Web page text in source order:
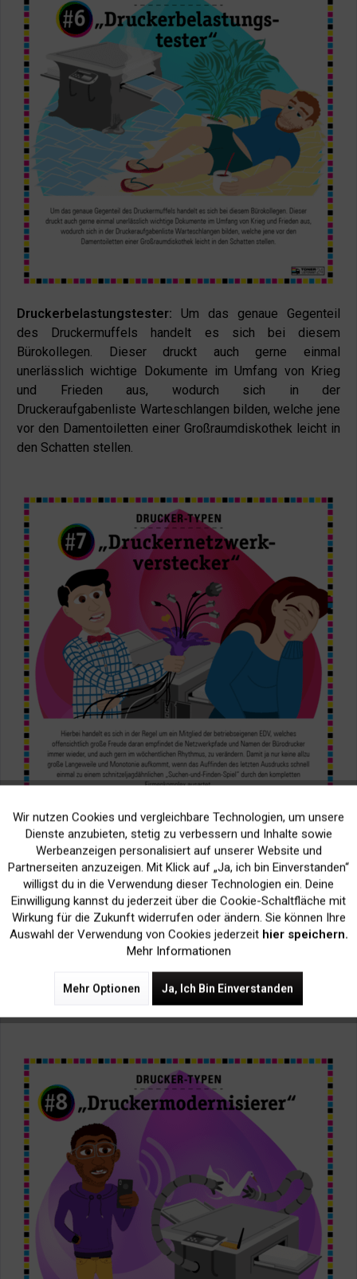
Druckerbelastungstester: Um das genaue Gegenteil
des Druckermuffels handelt es sich bei diesem
Bürokollegen. Dieser druckt auch gerne einmal
unerlässlich wichtige Dokumente im Umfang von Krieg
und Frieden aus, wodurch sich in der
Druckeraufgabenliste Warteschlangen bilden, welche jene
vor den Damentoiletten einer Großraumdiskothek leicht in
den Schatten stellen.
Druckernetzwerkverstecker:Hierbei handelt es sich in
der Regel um ein Mitglied der betriebseigenen EDV,
welches offensichtlich große Freude daran empfindet die
Netzwerkpfade und Namen der Bürodrucker immer
wieder, und auch gerne im wöchentlichen Rhythmus, zu
verändern. Damit ja nur keine allzu große Langeweile und
Monotonie aufkommt, wenn das Auffinden des letzten
Ausdrucks schnell einmal zu einem
schnitzeljagdähnlichen „Suchen-und-Finden-Spiel“ durch
den kompletten Firmenkomplex ausartet.
Funktionale Aktiv
Marketing Inaktiv
Tracking Inaktiv
Wir nutzen Cookies und vergleichbare Technologien, um unsere
Dienste anzubieten, stetig zu verbessern und Inhalte sowie
Werbeanzeigen personalisiert auf unserer Website und
Partnerseiten anzuzeigen. Mit Klick auf „Ja, ich bin Einverstanden“
willigst du in die Verwendung dieser Technologien ein. Deine
Einwilligung kannst du jederzeit über die Cookie-Schaltfläche mit
Wirkung für die Zukunft widerrufen oder ändern. Sie können Ihre
Auswahl der Verwendung von Cookies jederzeit hier speichern.
Mehr Informationen
Mehr Optionen Ja, Ich Bin Einverstanden